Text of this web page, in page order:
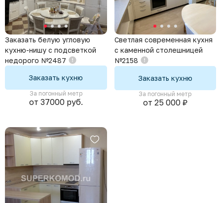
Заказать белую угловую
кухню-нишу с подсветкой
недорого №2487
Заказать кухню
За погонный метр
от 37000 руб.
Светлая современная кухня
с каменной столешницей
№2158
Заказать кухню
За погонный метр
от 25 000 ₽